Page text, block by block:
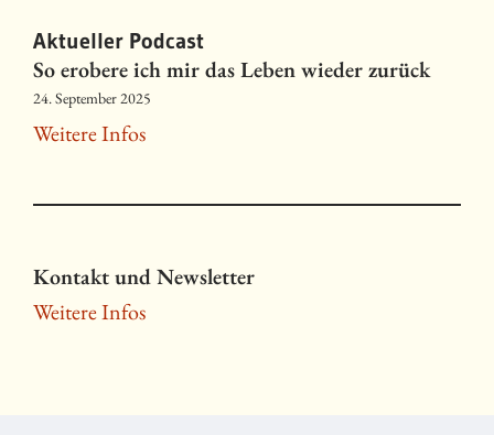
Aktueller Podcast
So erobere ich mir das Leben wieder zurück
24. September 2025
Weitere Infos
Kontakt und Newsletter
Weitere Infos